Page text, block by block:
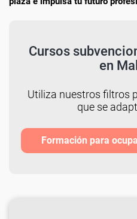
Cursos
en
Utiliza nuestros filtros
que se
Formación para